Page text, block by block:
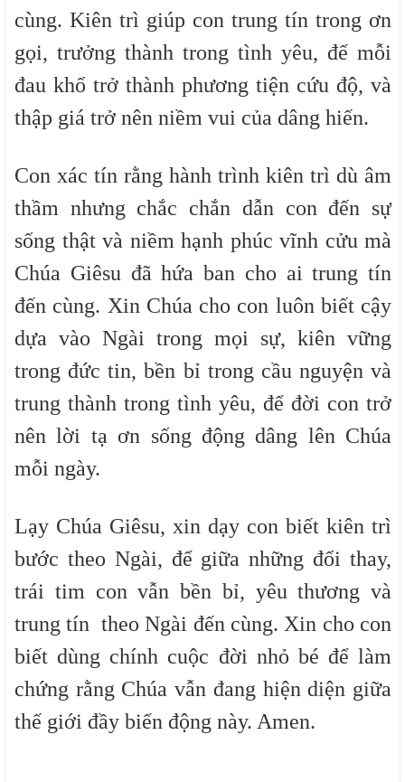
cùng. Kiên trì giúp con trung tín trong ơn
gọi, trưởng thành trong tình yêu, để mỗi
đau khổ trở thành phương tiện cứu độ, và
thập giá trở nên niềm vui của dâng hiến.
Con xác tín rằng hành trình kiên trì dù âm
thầm nhưng chắc chắn dẫn con đến sự
sống thật và niềm hạnh phúc vĩnh cửu mà
Chúa Giêsu đã hứa ban cho ai trung tín
đến cùng. Xin Chúa cho con luôn biết cậy
dựa vào Ngài trong mọi sự, kiên vững
trong đức tin, bền bỉ trong cầu nguyện và
trung thành trong tình yêu, để đời con trở
nên lời tạ ơn sống động dâng lên Chúa
mỗi ngày.
Lạy Chúa Giêsu, xin dạy con biết kiên trì
bước theo Ngài, để giữa những đổi thay,
trái tim con vẫn bền bỉ, yêu thương và
trung tín theo Ngài đến cùng. Xin cho con
biết dùng chính cuộc đời nhỏ bé để làm
chứng rằng Chúa vẫn đang hiện diện giữa
thế giới đầy biến động này. Amen.